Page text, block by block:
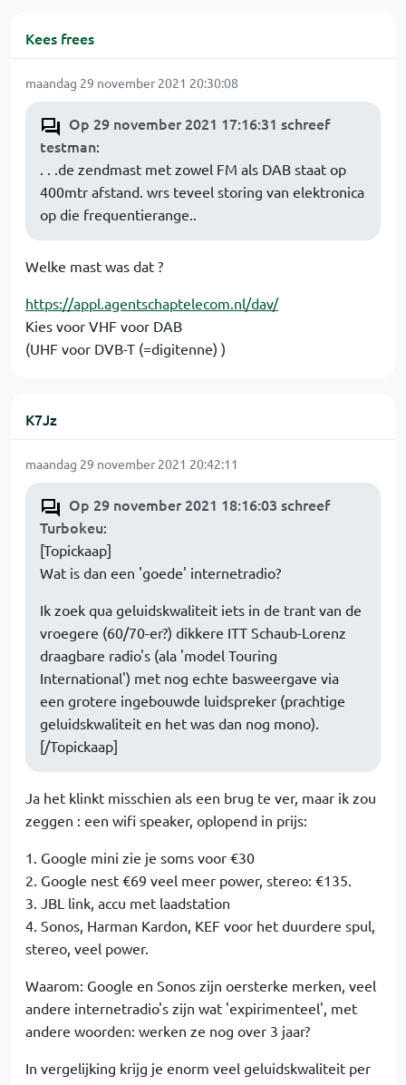
Kees frees
maandag 29 november 2021 20:30:08
Op 29 november 2021 17:16:31 schreef
testman:
. . .de zendmast met zowel FM als DAB staat op
400mtr afstand. wrs teveel storing van elektronica
op die frequentierange..
Welke mast was dat ?
https://appl.agentschaptelecom.nl/dav/
Kies voor VHF voor DAB
(UHF voor DVB-T (=digitenne) )
K7Jz
maandag 29 november 2021 20:42:11
Op 29 november 2021 18:16:03 schreef
Turbokeu:
[Topickaap]
Wat is dan een 'goede' internetradio?
Ik zoek qua geluidskwaliteit iets in de trant van de
vroegere (60/70-er?) dikkere ITT Schaub-Lorenz
draagbare radio's (ala 'model Touring
International') met nog echte basweergave via
een grotere ingebouwde luidspreker (prachtige
geluidskwaliteit en het was dan nog mono).
[/Topickaap]
Ja het klinkt misschien als een brug te ver, maar ik zou
zeggen : een wifi speaker, oplopend in prijs:
1. Google mini zie je soms voor €30
2. Google nest €69 veel meer power, stereo: €135.
3. JBL link, accu met laadstation
4. Sonos, Harman Kardon, KEF voor het duurdere spul,
stereo, veel power.
Waarom: Google en Sonos zijn oersterke merken, veel
andere internetradio's zijn wat 'expirimenteel', met
andere woorden: werken ze nog over 3 jaar?
In vergelijking krijg je enorm veel geluidskwaliteit per